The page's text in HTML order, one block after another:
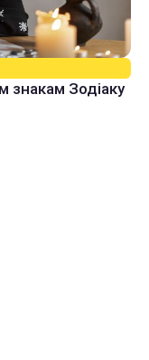
знакам Зодіаку